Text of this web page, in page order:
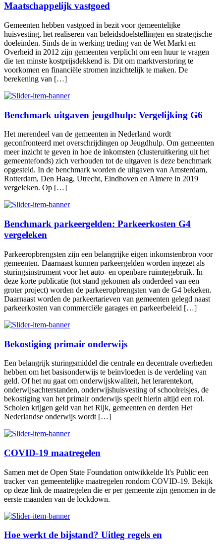
Maatschappelijk vastgoed
Gemeenten hebben vastgoed in bezit voor gemeentelijke
huisvesting, het realiseren van beleidsdoelstellingen en strategische
doeleinden. Sinds de in werking treding van de Wet Markt en
Overheid in 2012 zijn gemeenten verplicht om een huur te vragen
die ten minste kostprijsdekkend is. Dit om marktverstoring te
voorkomen en financiële stromen inzichtelijk te maken. De
berekening van […]
Benchmark uitgaven jeugdhulp: Vergelijking G6
Het merendeel van de gemeenten in Nederland wordt
geconfronteerd met overschrijdingen op Jeugdhulp. Om gemeenten
meer inzicht te geven in hoe de inkomsten (clusteruitkering uit het
gemeentefonds) zich verhouden tot de uitgaven is deze benchmark
opgesteld. In de benchmark worden de uitgaven van Amsterdam,
Rotterdam, Den Haag, Utrecht, Eindhoven en Almere in 2019
vergeleken. Op […]
Benchmark parkeergelden: Parkeerkosten G4
vergeleken
Parkeeropbrengsten zijn een belangrijke eigen inkomstenbron voor
gemeenten. Daarnaast kunnen parkeergelden worden ingezet als
sturingsinstrument voor het auto- en openbare ruimtegebruik. In
deze korte publicatie (tot stand gekomen als onderdeel van een
groter project) worden de parkeeropbrengsten van de G4 bekeken.
Daarnaast worden de parkeertarieven van gemeenten gelegd naast
parkeerkosten van commerciële garages en parkeerbeleid […]
Bekostiging primair onderwijs
Een belangrijk sturingsmiddel die centrale en decentrale overheden
hebben om het basisonderwijs te beïnvloeden is de verdeling van
geld. Of het nu gaat om onderwijskwaliteit, het lerarentekort,
onderwijsachterstanden, onderwijshuisvesting of schoolreisjes, de
bekostiging van het primair onderwijs speelt hierin altijd een rol.
Scholen krijgen geld van het Rijk, gemeenten en derden Het
Nederlandse onderwijs wordt […]
COVID-19 maatregelen
Samen met de Open State Foundation ontwikkelde It's Public een
tracker van gemeentelijke maatregelen rondom COVID-19. Bekijk
op deze link de maatregelen die er per gemeente zijn genomen in de
eerste maanden van de lockdown.
Hoe werkt de bijstand? Uitleg regels en